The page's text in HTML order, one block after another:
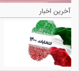
آخرین اخبار